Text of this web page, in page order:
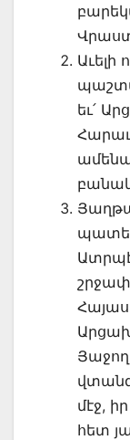
Աւելի
եւ՛
մէջ,
հետ